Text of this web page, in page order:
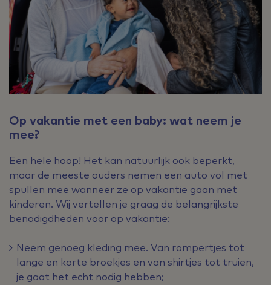
Op vakantie met een baby: wat neem je
mee?
Een hele hoop! Het kan natuurlijk ook beperkt,
maar de meeste ouders nemen een auto vol met
spullen mee wanneer ze op vakantie gaan met
kinderen. Wij vertellen je graag de belangrijkste
benodigdheden voor op vakantie:
Neem genoeg kleding mee. Van rompertjes tot
lange en korte broekjes en van shirtjes tot truien,
je gaat het echt nodig hebben;